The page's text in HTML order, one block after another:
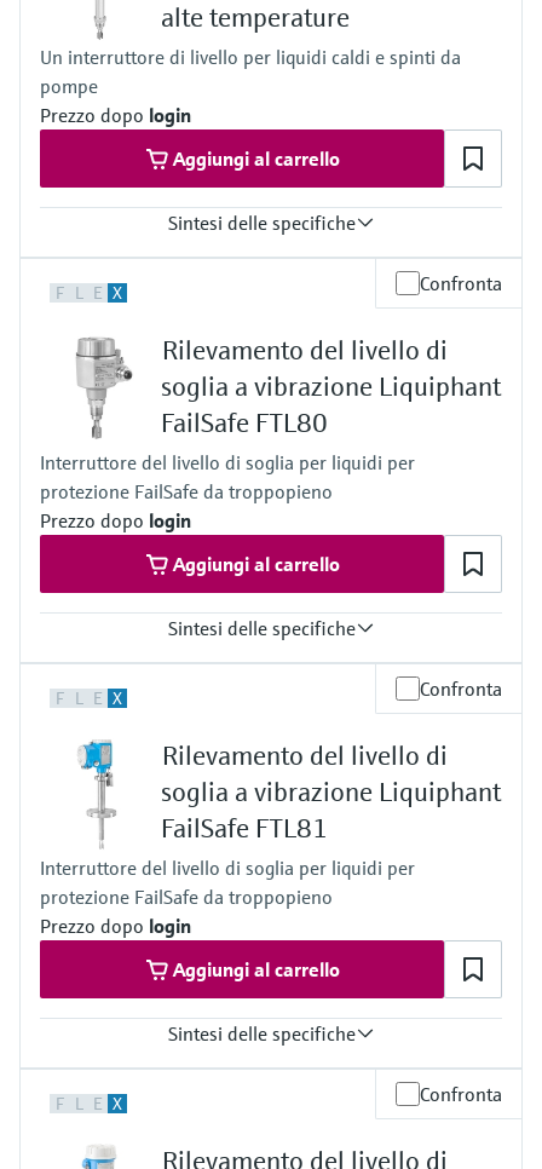
Densità minima del prodotto
0,5 g/cm³
(0,4 g/cm³ opzionale)
alte temperature
Un interruttore di livello per liquidi caldi e spinti da
pompe
Prezzo dopo login
Aggiungi al carrello
Sintesi delle specifiche
-60 °C...+280 °C
Pressione di processo / limite massimo di sovrapressione
Vuoto...100 bar
Vuoto...1450 psi
Densità minima del prodotto
0.5 g/cm³
(0.4 g/cm³ opzionale)
F L E X Confronta
Rilevamento del livello di
soglia a vibrazione Liquiphant
FailSafe FTL80
Interruttore del livello di soglia per liquidi per
protezione FailSafe da troppopieno
Prezzo dopo login
Aggiungi al carrello
Sintesi delle specifiche
-60 … +280 °C
Pressione di processo / limite massimo di sovrapressione
Vuoto … 100 bar
Densità minima del prodotto
Densità da 0,4 g/cm³
(0.4 SGU)
F L E X Confronta
Rilevamento del livello di
soglia a vibrazione Liquiphant
FailSafe FTL81
Interruttore del livello di soglia per liquidi per
protezione FailSafe da troppopieno
Prezzo dopo login
Aggiungi al carrello
Sintesi delle specifiche
-60 … +280 °C
Pressione di processo / limite massimo di sovrapressione
F L E X Confronta
Rilevamento del livello di